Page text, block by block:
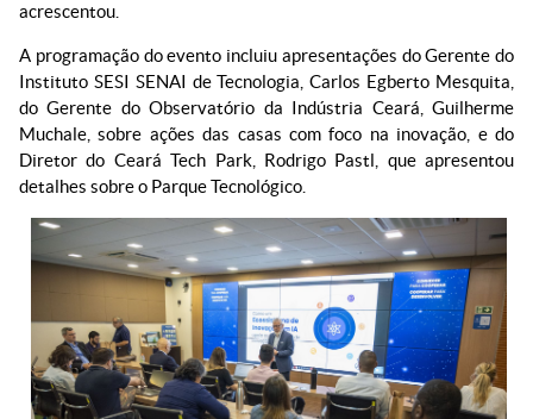
acrescentou.
A programação do evento incluiu apresentações do Gerente do
Instituto SESI SENAI de Tecnologia, Carlos Egberto Mesquita,
do Gerente do Observatório da Indústria Ceará, Guilherme
Muchale, sobre ações das casas com foco na inovação, e do
Diretor do Ceará Tech Park, Rodrigo Pastl, que apresentou
detalhes sobre o Parque Tecnológico.